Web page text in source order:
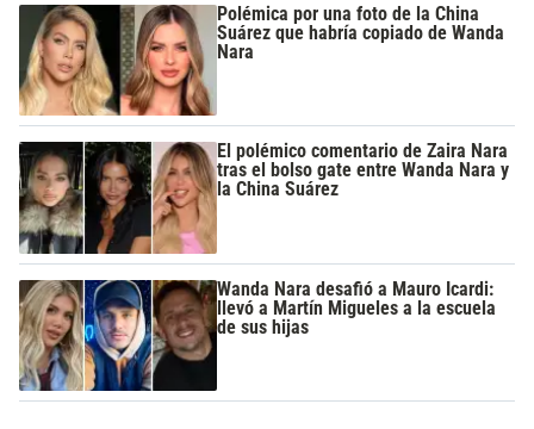
Polémica por una foto de la China
Suárez que habría copiado de Wanda
Nara
El polémico comentario de Zaira Nara
tras el bolso gate entre Wanda Nara y
la China Suárez
Wanda Nara desafió a Mauro Icardi:
llevó a Martín Migueles a la escuela
de sus hijas